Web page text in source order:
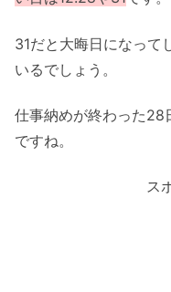
31だと大晦日になって
いるでしょう。
仕事納めが終わった28
ですね。
ス